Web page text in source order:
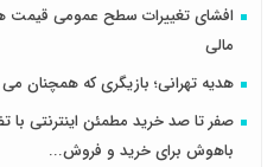
افشای تغییرات سطح عمومی قیمت ها
مالی
هدیه تهرانی؛ بازیگری که همچنان
صفر تا صد خرید مطمئن اینترنتی
باهوش برای خرید و فروش‌...